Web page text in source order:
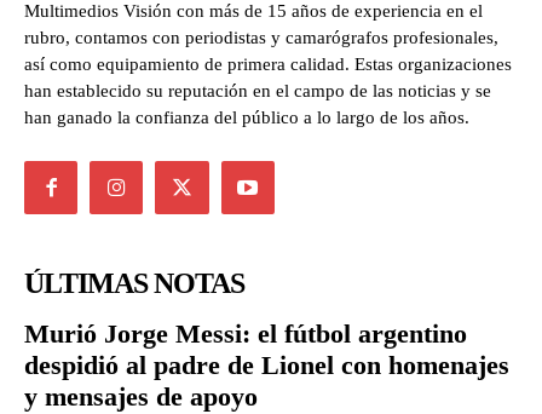
Multimedios Visión con más de 15 años de experiencia en el
rubro, contamos con periodistas y camarógrafos profesionales,
así como equipamiento de primera calidad. Estas organizaciones
han establecido su reputación en el campo de las noticias y se
han ganado la confianza del público a lo largo de los años.
ÚLTIMAS NOTAS
Murió Jorge Messi: el fútbol argentino
despidió al padre de Lionel con homenajes
y mensajes de apoyo